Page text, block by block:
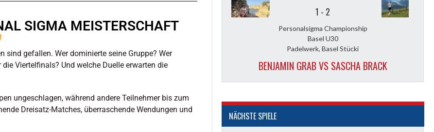
SIGMA MEISTERSCHAFT
sind gefallen. Wer dominierte seine Gruppe? Wer
Viertelfinals? Und welche Duelle erwarten die
ungeschlagen, während andere Teilnehmer bis zum
Dreisatz-Matches, überraschende Wendungen und
1 - 2
Personalsigma Championship
Basel U30
Padelwerk, Basel Stücki
BENJAMIN GRAB VS SASCHA BRACK
NÄCHSTE SPIELE